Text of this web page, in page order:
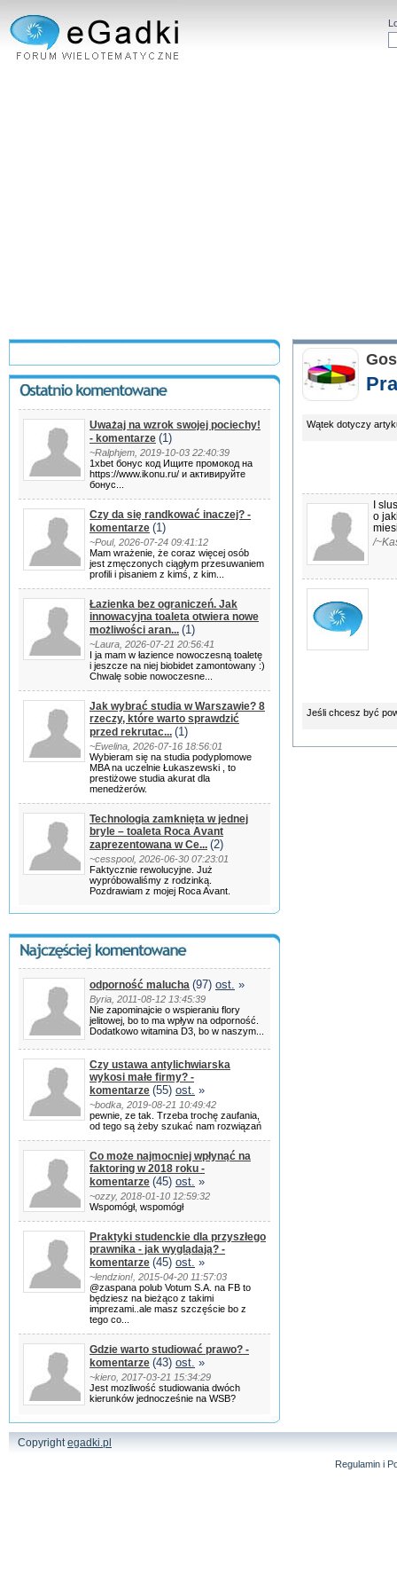
Uważaj na wzrok swojej pociechy!
- komentarze (1)
~Ralphjem, 2019-10-03 22:40:39
1xbet бонус код Ищите промокод на
https://www.ikonu.ru/ и активируйте
бонус...
Czy da się randkować inaczej? -
komentarze (1)
~Poul, 2026-07-24 09:41:12
Mam wrażenie, że coraz więcej osób
jest zmęczonych ciągłym przesuwaniem
profili i pisaniem z kimś, z kim...
Łazienka bez ograniczeń. Jak
innowacyjna toaleta otwiera nowe
możliwości aran... (1)
~Laura, 2026-07-21 20:56:41
I ja mam w łazience nowoczesną toaletę
i jeszcze na niej biobidet zamontowany :)
Chwalę sobie nowoczesne...
Jak wybrać studia w Warszawie? 8
rzeczy, które warto sprawdzić
przed rekrutac... (1)
~Ewelina, 2026-07-16 18:56:01
Wybieram się na studia podyplomowe
MBA na uczelnie Łukaszewski , to
prestiżowe studia akurat dla
menedżerów.
Technologia zamknięta w jednej
bryle – toaleta Roca Avant
zaprezentowana w Ce... (2)
~cesspool, 2026-06-30 07:23:01
Faktycznie rewolucyjne. Już
wypróbowaliśmy z rodzinką.
Pozdrawiam z mojej Roca Avant.
odporność malucha (97) ost. »
Byria, 2011-08-12 13:45:39
Nie zapominajcie o wspieraniu flory
jelitowej, bo to ma wpływ na odporność.
Dodatkowo witamina D3, bo w naszym...
Czy ustawa antylichwiarska
wykosi małe firmy? -
komentarze (55) ost. »
~bodka, 2019-08-21 10:49:42
pewnie, ze tak. Trzeba trochę zaufania,
od tego są żeby szukać nam rozwiązań
Co może najmocniej wpłynąć na
faktoring w 2018 roku -
komentarze (45) ost. »
~ozzy, 2018-01-10 12:59:32
Wspomógł, wspomógł
Praktyki studenckie dla przyszłego
prawnika - jak wyglądają? -
komentarze (45) ost. »
~lendzion!, 2015-04-20 11:57:03
@zaspana polub Votum S.A. na FB to
będziesz na bieżąco z takimi
imprezami..ale masz szczęście bo z
tego co...
Gdzie warto studiować prawo? -
komentarze (43) ost. »
~kiero, 2017-03-21 15:34:29
Jest mozliwość studiowania dwóch
kierunków jednocześnie na WSB?
Wątek dotyczy
I
o
/
Jeśli chcesz być
Copyrightegadki.pl
Regulamin i